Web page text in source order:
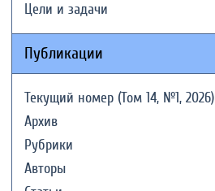
Цели и задачи
Публикации
Текущий номер (Том 14, №1, 2026)
Архив
Рубрики
Авторы